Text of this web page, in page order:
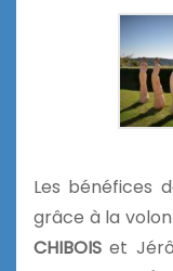
Les bénéfices
grâce à la
CHIBOIS et